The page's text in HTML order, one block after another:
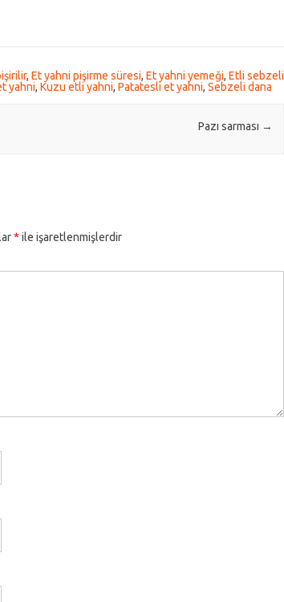
, Et yahni pişirme süresi, Et yahni yemeği, Etli sebzeli
yahni, Kuzu etli yahni, Patatesli et yahni, Sebzeli dana
Pazı sarması →
* ile işaretlenmişlerdir